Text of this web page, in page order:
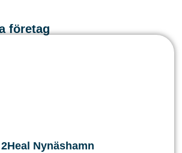
företag
2Heal Nynäshamn